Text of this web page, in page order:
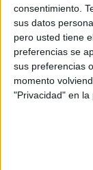
consentimiento.
sus datos
pero usted tiene
preferencias se
sus preferencias
momento
"Privacidad" en la